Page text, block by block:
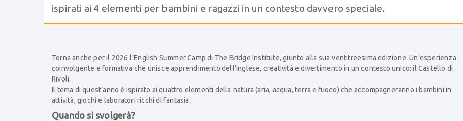
ispirati ai 4 elementi per bambini e ragazzi in un contesto davvero speciale.
Torna anche per il 2026 l’English Summer Camp di The Bridge Institute, giunto alla sua ventitreesima edizione. Un’esperienza
coinvolgente e formativa che unisce apprendimento dell’inglese, creatività e divertimento in un contesto unico: il Castello di
Rivoli.
Il tema di quest’anno è ispirato ai quattro elementi della natura (aria, acqua, terra e fuoco) che accompagneranno i bambini in
attività, giochi e laboratori ricchi di fantasia.
Quando si svolgerà?